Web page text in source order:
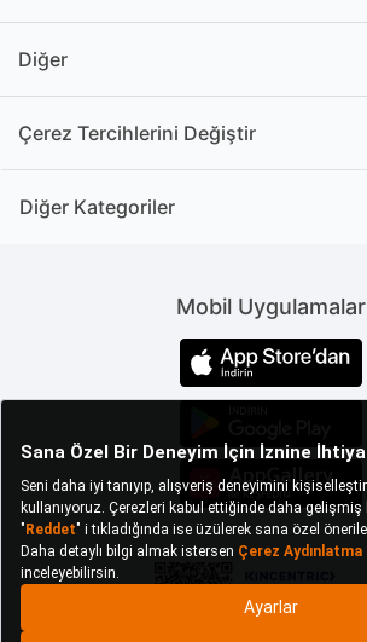
Diğer
Çerez Tercihlerini Değiştir
Diğer Kategoriler
Mobil Uygulamalar